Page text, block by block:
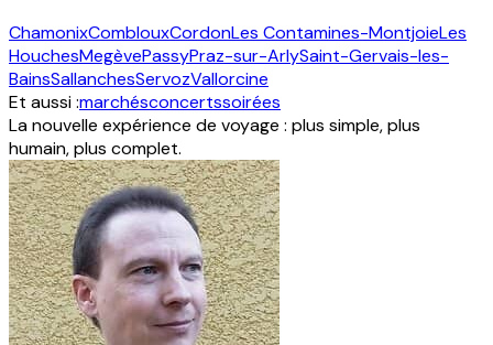
ChamonixComblouxCordonLes Contamines-MontjoieLes
HouchesMegèvePassyPraz-sur-ArlySaint-Gervais-les-
BainsSallanchesServozVallorcine
Et aussi :marchésconcertssoirées
La nouvelle expérience de voyage : plus simple, plus
humain, plus complet.